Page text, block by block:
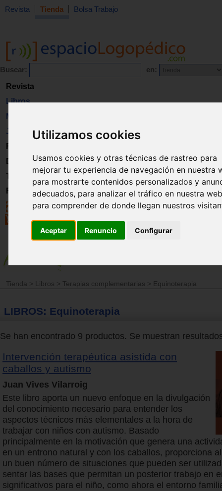
Utilizamos cookies
Usamos cookies y otras técnicas de rastreo para
mejorar tu experiencia de navegación en nuestra
para mostrarte contenidos personalizados y
adecuados, para analizar el tráfico en nuestra
para comprender de donde llegan nuestros
Aceptar Renuncio Configurar
Revista Tienda Bolsa Trabajo
Buscar: en:
Revista
Libros
Material
Juguetes
Formación
Directorio
Trabajo
Registro
Tienda > Libros > Terapias complementarias > Equinoterapia
LIBROS: Equinoterapia
Se han encontrado 9 productos. Se muestran
Intervención terapéutica asistida con
caballos y autismo
Juan Vives Vilarroig
Este libro aporta un nuevo enfoque en la divulgación
del conocimiento necesario para entender los
aspectos técnicos más elementales a la hora de
trabajar con niños con autismo. Basado
principalmente en la motivación que genera una
en un entrono natural y con los caballos, proporciona
un buen número de situaciones que pueden ser
sentar las bases que permitan un posterior trabajo en
significativos para el niño, como ahora el entorno